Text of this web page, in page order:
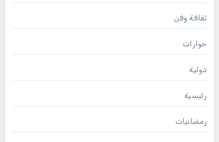
ثقافة وفن
حوارات
دولية
رئيسية
رمضانيات